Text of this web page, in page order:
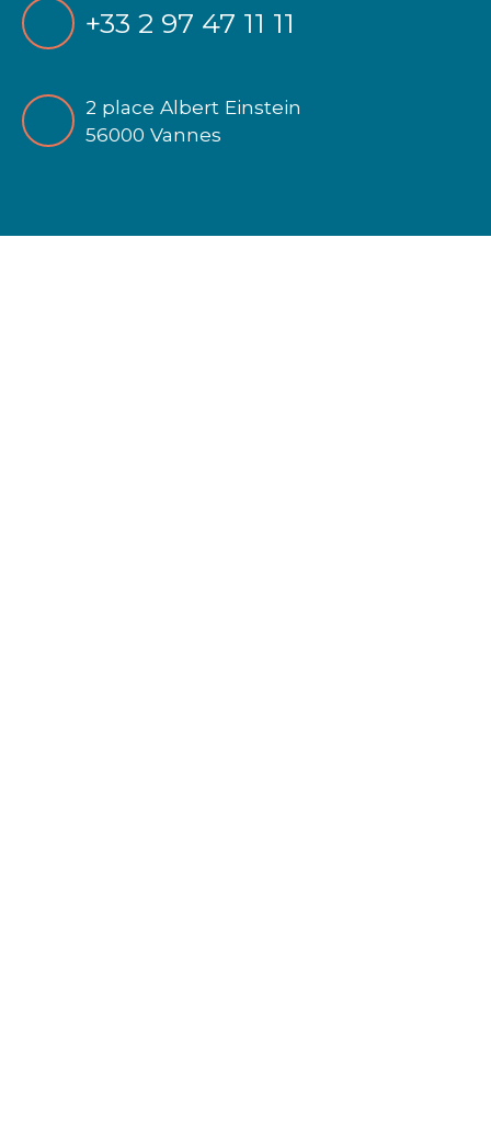
+33 2 97 47 11 11
2 place Albert Einstein
56000 Vannes